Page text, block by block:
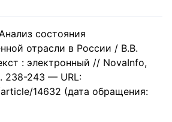
состояния
отрасли в России / В.В.
: электронный // NovaInfo,
243 — URL:
14632 (дата обращения: